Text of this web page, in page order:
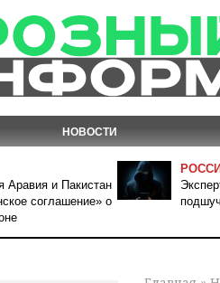
НОВОСТИ
Аравия и Пакистан
соглашение» о